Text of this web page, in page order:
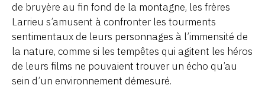
de bruyère au fin fond de la montagne, les frères
Larrieu s’amusent à confronter les tourments
sentimentaux de leurs personnages à l’immensité de
la nature, comme si les tempêtes qui agitent les héros
de leurs films ne pouvaient trouver un écho qu’au
sein d’un environnement démesuré.